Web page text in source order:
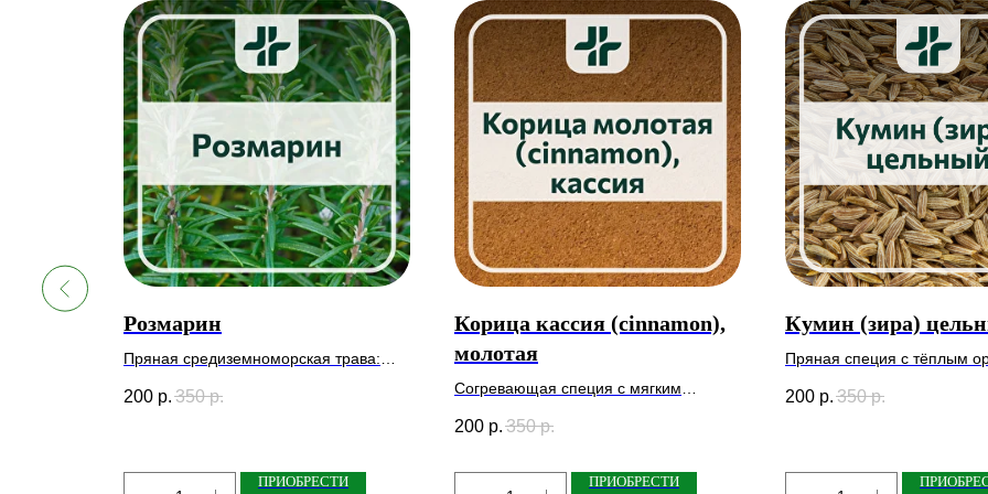
Розмарин
Пряная средиземноморская трава:
укрепляет иммунитет.
200 р. 350 р.
ПРИОБРЕСТИ
Корица кассия (cinnamon),
молотая
Согревающая специя с мягким
пищеварение, регулирует уровень
200 р. 350 р.
ПРИОБРЕСТИ
Кумин (зира)
Пряная специя с тёплым
пищеварение, снижает
200 р. 350 р.